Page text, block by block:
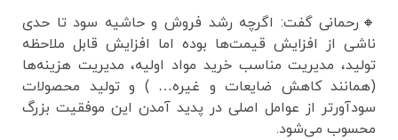
🔸رحمانی گفت: اگرچه رشد فروش و حاشیه سود تا حدی
ناشی از افزایش قیمت‌ها بوده اما افزایش قابل ملاحظه
تولید، مدیریت مناسب خرید مواد اولیه، مدیریت هزینه‌ها
(همانند کاهش ضایعات و غیره… ) و تولید محصولات
سودآورتر از عوامل اصلی در پدید آمدن این موفقیت بزرگ
محسوب می‌شود.